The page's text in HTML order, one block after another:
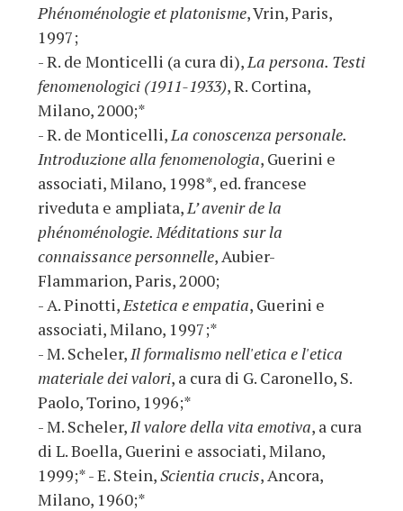
Phénoménologie et platonisme, Vrin, Paris,
1997;
- R. de Monticelli (a cura di),La persona. Testi
fenomenologici (1911-1933), R. Cortina,
Milano, 2000;*
- R. de Monticelli,La conoscenza personale.
Introduzione alla fenomenologia, Guerini e
associati, Milano, 1998*, ed. francese
riveduta e ampliata,L’ avenir de la
phénoménologie. Méditations sur la
connaissance personnelle, Aubier-
Flammarion, Paris, 2000;
- A. Pinotti,Estetica e empatia, Guerini e
associati, Milano, 1997;*
- M. Scheler,Il formalismo nell'etica e l'etica
materiale dei valori, a cura di G. Caronello, S.
Paolo, Torino, 1996;*
- M. Scheler,Il valore della vita emotiva, a cura
di L. Boella, Guerini e associati, Milano,
1999;* - E. Stein,Scientia crucis, Ancora,
Milano, 1960;*